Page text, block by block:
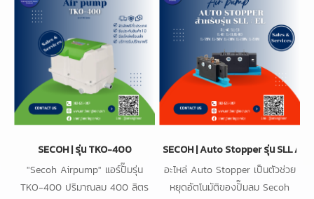
SECOH | รุ่น TKO-400
"Secoh Airpump" แอร์ปั๊มรุ่น
TKO-400 ปริมาณลม 400 ลิตร
SECOH | Auto Stopper รุ่น SLL /
อะไหล่ Auto Stopper เป็นตัวช่วย
หยุดอัตโนมัติของปั๊มลม Secoh